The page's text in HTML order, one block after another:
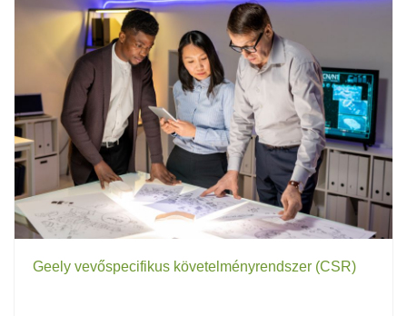
Geely vevőspecifikus követelményrendszer (CSR)